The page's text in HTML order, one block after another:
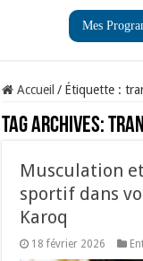
Mes
Accueil / Étiquette :
Tag Archives:
Musculation
sportif dans
Karoq
18 février 2026